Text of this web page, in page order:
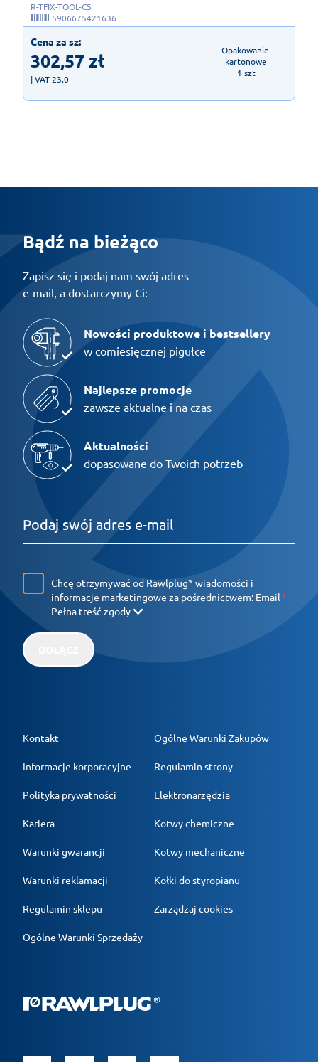
R-TFIX-TOOL-CS
5906675421636
Cena za sz:
302,57zł
| VAT 23.0
Opakowanie
kartonowe
1 szt
Bądź na bieżąco
Zapisz się i podaj nam swój adres
e-mail, a dostarczymy Ci:
Nowości produktowe i bestsellery
w comiesięcznej pigułce
Najlepsze promocje
zawsze aktualne i na czas
Aktualności
dopasowane do Twoich potrzeb
Chcę otrzymywać od Rawlplug* wiadomości i
informacje marketingowe za pośrednictwem: Email
Pełna treść zgody
Kontakt
Informacje korporacyjne
Polityka prywatności
Kariera
Warunki gwarancji
Warunki reklamacji
Regulamin sklepu
Ogólne Warunki Sprzedaży
Ogólne Warunki Zakupów
Regulamin strony
Elektronarzędzia
Kotwy chemiczne
Kotwy mechaniczne
Kołki do styropianu
Zarządzaj cookies